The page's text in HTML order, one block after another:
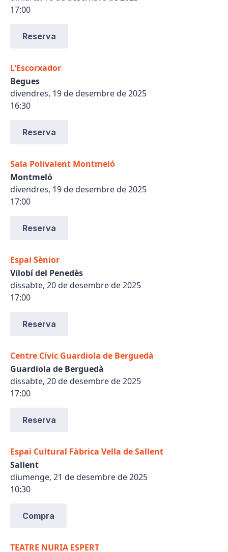
17:00
Reserva
L'Escorxador
Begues
divendres, 19 de desembre de 2025
16:30
Reserva
Sala Polivalent Montmeló
Montmeló
divendres, 19 de desembre de 2025
17:00
Reserva
Espai Sènior
Vilobí del Penedès
dissabte, 20 de desembre de 2025
17:00
Reserva
Centre Cívic Guardiola de Berguedà
Guardiola de Berguedà
dissabte, 20 de desembre de 2025
17:00
Reserva
Espai Cultural Fàbrica Vella de Sallent
Sallent
diumenge, 21 de desembre de 2025
10:30
Compra
TEATRE NURIA ESPERT